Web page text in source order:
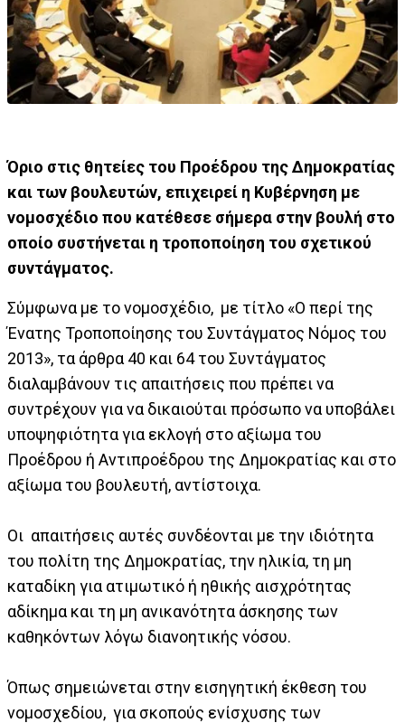
Όριο στις θητείες του Προέδρου της Δημοκρατίας
και των βουλευτών, επιχειρεί η Κυβέρνηση με
νομοσχέδιο που κατέθεσε σήμερα στην βουλή στο
οποίο συστήνεται η τροποποίηση του σχετικού
συντάγματος.
Σύμφωνα με το νομοσχέδιο, με τίτλο «Ο περί της
Ένατης Τροποποίησης του Συντάγματος Νόμος του
2013», τα άρθρα 40 και 64 του Συντάγματος
διαλαμβάνουν τις απαιτήσεις που πρέπει να
συντρέχουν για να δικαιούται πρόσωπο να υποβάλει
υποψηφιότητα για εκλογή στο αξίωμα του
Προέδρου ή Αντιπροέδρου της Δημοκρατίας και στο
αξίωμα του βουλευτή, αντίστοιχα.
Οι απαιτήσεις αυτές συνδέονται με την ιδιότητα
του πολίτη της Δημοκρατίας, την ηλικία, τη μη
καταδίκη για ατιμωτικό ή ηθικής αισχρότητας
αδίκημα και τη μη ανικανότητα άσκησης των
καθηκόντων λόγω διανοητικής νόσου.
Όπως σημειώνεται στην εισηγητική έκθεση του
νομοσχεδίου, για σκοπούς ενίσχυσης των